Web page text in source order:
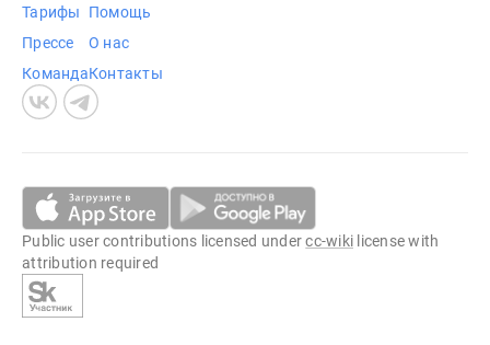
Тарифы
Прессе
Команда
Помощь
О нас
Контакты
Public user contributions licensed undercc-wiki license with
attribution required